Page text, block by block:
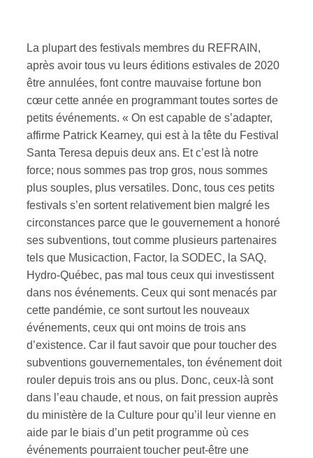
La plupart des festivals membres du REFRAIN,
après avoir tous vu leurs éditions estivales de 2020
être annulées, font contre mauvaise fortune bon
cœur cette année en programmant toutes sortes de
petits événements. « On est capable de s’adapter,
affirme Patrick Kearney, qui est à la tête du Festival
Santa Teresa depuis deux ans. Et c’est là notre
force; nous sommes pas trop gros, nous sommes
plus souples, plus versatiles. Donc, tous ces petits
festivals s’en sortent relativement bien malgré les
circonstances parce que le gouvernement a honoré
ses subventions, tout comme plusieurs partenaires
tels que Musicaction, Factor, la SODEC, la SAQ,
Hydro-Québec, pas mal tous ceux qui investissent
dans nos événements. Ceux qui sont menacés par
cette pandémie, ce sont surtout les nouveaux
événements, ceux qui ont moins de trois ans
d’existence. Car il faut savoir que pour toucher des
subventions gouvernementales, ton événement doit
rouler depuis trois ans ou plus. Donc, ceux-là sont
dans l’eau chaude, et nous, on fait pression auprès
du ministère de la Culture pour qu’il leur vienne en
aide par le biais d’un petit programme où ces
événements pourraient toucher peut-être une